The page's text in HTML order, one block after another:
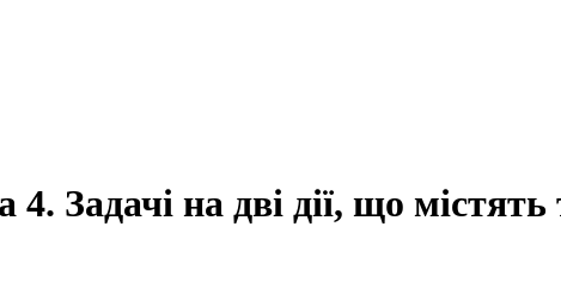
Задачі на дві дії, що